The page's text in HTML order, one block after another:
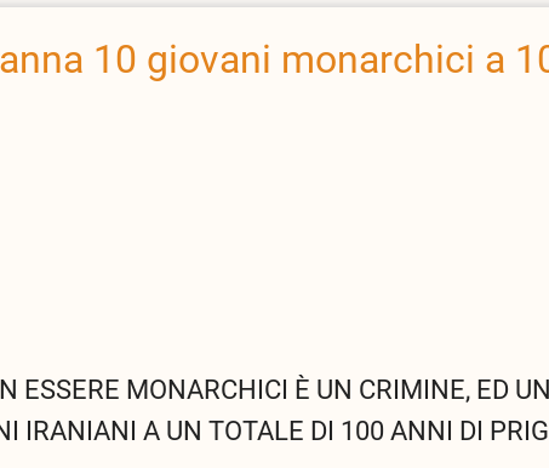
10 giovani monarchici a
ESSERE MONARCHICI È UN CRIMINE, ED
IRANIANI A UN TOTALE DI 100 ANNI DI